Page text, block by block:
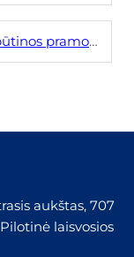
statybų sektoriuose?
aukštas, 707
laisvosios